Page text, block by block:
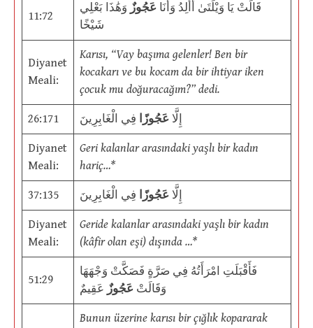
11:72
قَالَتْ يَا وَيْلَتَىٰ أَأَلِدُ وَأَنَا عَجُوزٌ وَهَٰذَا بَعْلِي
شَيْخًا
Diyanet
Meali:
Karısı, “Vay başıma gelenler! Ben bir
kocakarı ve bu kocam da bir ihtiyar iken
çocuk mu doğuracağım?” dedi.
26:171 إِلَّا عَجُوزًا فِي الْغَابِرِينَ
Diyanet
Meali:
Geri kalanlar arasındaki yaşlı bir kadın
hariç…*
37:135 إِلَّا عَجُوزًا فِي الْغَابِرِينَ
Diyanet
Meali:
Geride kalanlar arasındaki yaşlı bir kadın
(kâfir olan eşi) dışında …*
51:29
فَأَقْبَلَتِ امْرَأَتُهُ فِي صَرَّةٍ فَصَكَّتْ وَجْهَهَا
وَقَالَتْ عَجُوزٌ عَقِيمٌ
Bunun üzerine karısı bir çığlık kopararak